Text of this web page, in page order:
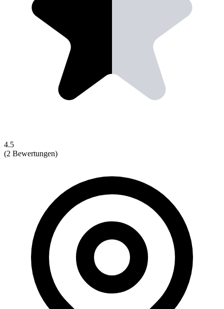
4.5
(2 Bewertungen)